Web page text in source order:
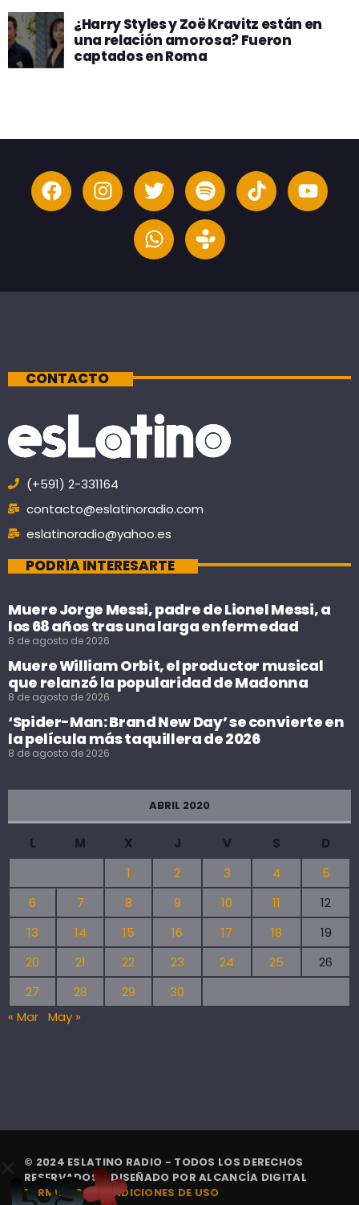
¿Harry Styles y Zoë Kravitz están en
una relación amorosa? Fueron
captados en Roma
CONTACTO
(+591) 2-331164
contacto@eslatinoradio.com
eslatinoradio@yahoo.es
PODRÍA INTERESARTE
Muere Jorge Messi, padre de Lionel Messi, a
los 68 años tras una larga enfermedad
8 de agosto de 2026
Muere William Orbit, el productor musical
que relanzó la popularidad de Madonna
8 de agosto de 2026
‘Spider-Man: Brand New Day’ se convierte en
la película más taquillera de 2026
8 de agosto de 2026
ABRIL 2020
L M X J V S
D
1
2 3 4
5
6
7 8 9 10 11
12
13
14 15 16 17 18
19
20
21 22 23 24 25
26
27
28 29
30
« Mar May »
© 2024 ESLATINO RADIO - TODOS LOS DERECHOS
RESERVADOS. | DISEÑADO PORALCANCÍA DIGITAL
TÉRMINOS Y CONDICIONES DE USO